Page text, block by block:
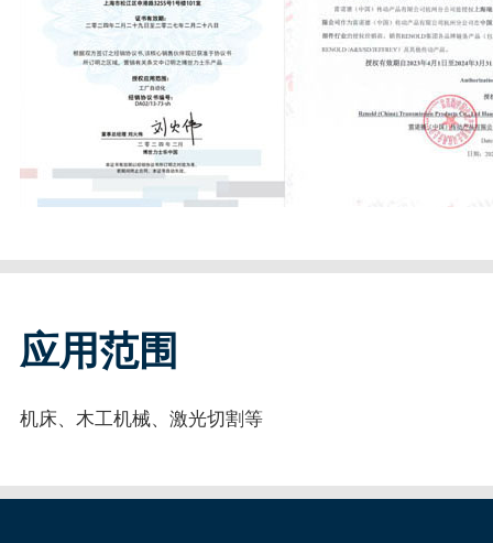
应用范围
机床、木工机械、激光切割等